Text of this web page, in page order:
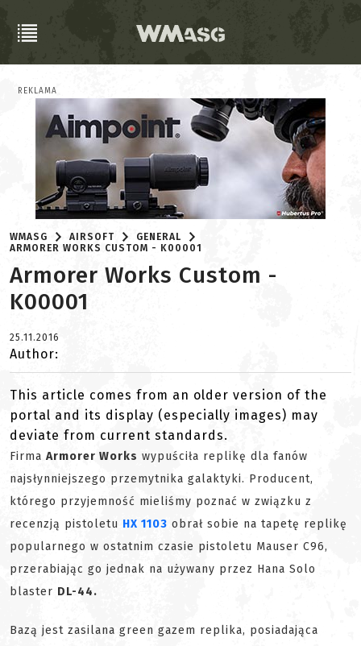
REKLAMA
WMASG AIRSOFT
GENERAL
ARMORER WORKS CUSTOM - K00001
Armorer Works Custom -
K00001
25.11.2016
Author:
This article comes from an older version of the
portal and its display (especially images) may
deviate from current standards.
Firma Armorer Works wypuściła replikę dla fanów
najsłynniejszego przemytnika galaktyki. Producent,
którego przyjemność mieliśmy poznać w związku z
recenzją pistoletu HX 1103 obrał sobie na tapetę replikę
popularnego w ostatnim czasie pistoletu Mauser C96,
przerabiając go jednak na używany przez Hana Solo
blaster DL-44.
Bazą jest zasilana green gazem replika, posiadająca